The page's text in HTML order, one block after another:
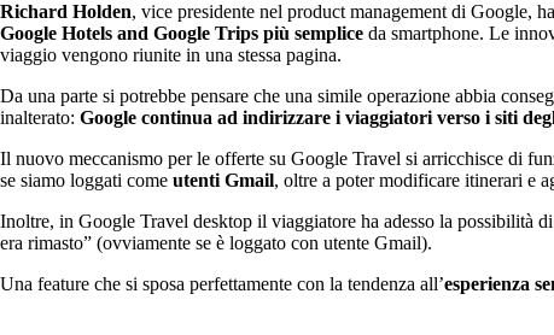
Richard Holden, vice presidente nel product management di Google,
Google Hotels and Google Trips più semplice da smartphone. Le
viaggio vengono riunite in una stessa pagina.
Da una parte si potrebbe pensare che una simile operazione abbia
inalterato: Google continua ad indirizzare i viaggiatori verso i siti
Il nuovo meccanismo per le offerte su Google Travel si arricchisce di
se siamo loggati come utenti Gmail, oltre a poter modificare itinerari e
Inoltre, in Google Travel desktop il viaggiatore ha adesso la possibilità
era rimasto” (ovviamente se è loggato con utente Gmail).
Una feature che si sposa perfettamente con la tendenza all’esperienza